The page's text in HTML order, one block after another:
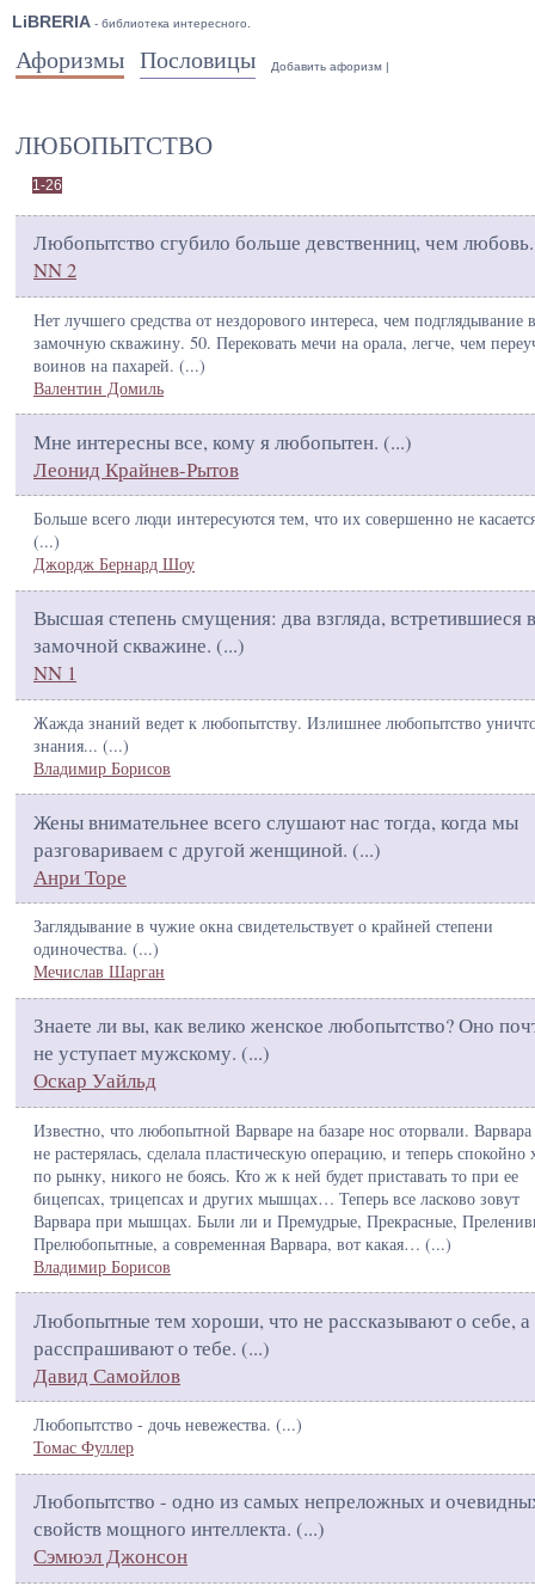
LiBRERIA - библиотека интересного.
Афоризмы Пословицы Добавить афоризм |
ЛЮБОПЫТСТВО
1-26
Любопытство сгубило больше девственниц, чем
NN 2
Нет лучшего средства от нездорового интереса, чем подглядывание в
замочную скважину. 50. Перековать мечи на орала, легче, чем
воинов на пахарей. (...)
Валентин Домиль
Мне интересны все, кому я любопытен. (...)
Леонид Крайнев-Рытов
Больше всего люди интересуются тем, что их совершенно не
(...)
Джордж Бернард Шоу
Высшая степень смущения: два взгляда, встретившиеся в
замочной скважине. (...)
NN 1
Жажда знаний ведет к любопытству. Излишнее любопытство
знания... (...)
Владимир Борисов
Жены внимательнее всего слушают нас тогда, когда мы
разговариваем с другой женщиной. (...)
Анри Торе
Заглядывание в чужие окна свидетельствует о крайней степени
одиночества. (...)
Мечислав Шарган
Знаете ли вы, как велико женское любопытство? Оно
не уступает мужскому. (...)
Оскар Уайльд
Известно, что любопытной Варваре на базаре нос оторвали.
не растерялась, сделала пластическую операцию, и теперь спокойно
по рынку, никого не боясь. Кто ж к ней будет приставать то при ее
бицепсах, трицепсах и других мышцах… Теперь все ласково зовут
Варвара при мышцах. Были ли и Премудрые, Прекрасные,
Прелюбопытные, а современная Варвара, вот какая… (...)
Владимир Борисов
Любопытные тем хороши, что не рассказывают о себе, а
расспрашивают о тебе. (...)
Давид Самойлов
Любопытство - дочь невежества. (...)
Томас Фуллер
Любопытство - одно из самых непреложных и
свойств мощного интеллекта. (...)
Сэмюэл Джонсон